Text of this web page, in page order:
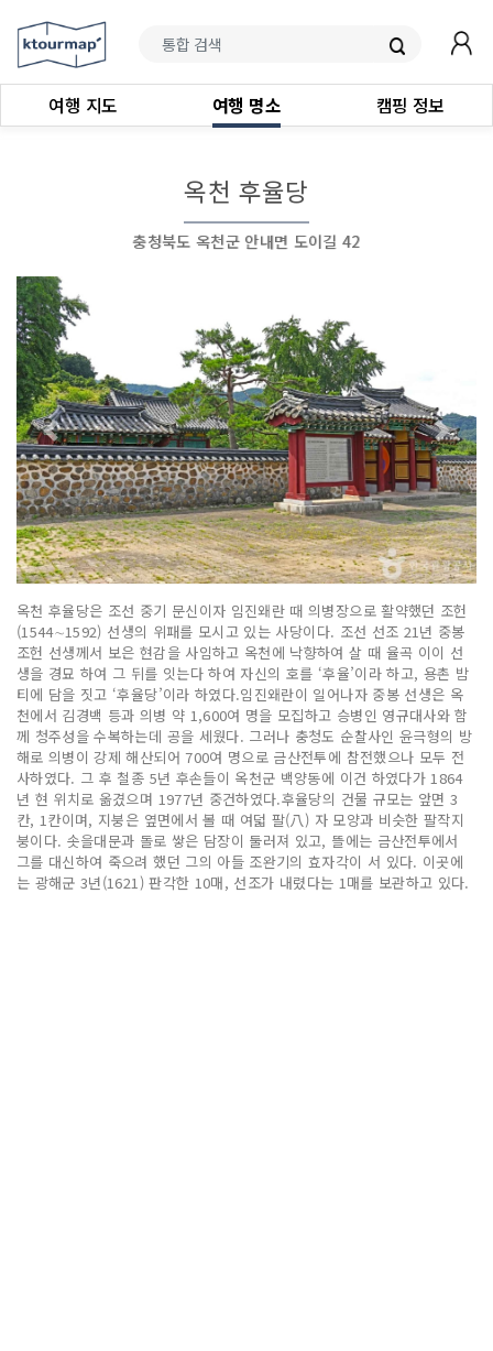
여행 지도 여행 명소 캠핑 정보
옥천 후율당
충청북도 옥천군 안내면 도이길 42
옥천 후율당은 조선 중기 문신이자 임진왜란 때 의병장으로 활약했던 조헌
(1544∼1592) 선생의 위패를 모시고 있는 사당이다. 조선 선조 21년 중봉
조헌 선생께서 보은 현감을 사임하고 옥천에 낙향하여 살 때 율곡 이이 선
생을 경묘 하여 그 뒤를 잇는다 하여 자신의 호를 ‘후율’이라 하고, 용촌 밤
티에 담을 짓고 ‘후율당’이라 하였다.임진왜란이 일어나자 중봉 선생은 옥
천에서 김경백 등과 의병 약 1,600여 명을 모집하고 승병인 영규대사와 함
께 청주성을 수복하는데 공을 세웠다. 그러나 충청도 순찰사인 윤극형의 방
해로 의병이 강제 해산되어 700여 명으로 금산전투에 참전했으나 모두 전
사하였다. 그 후 철종 5년 후손들이 옥천군 백양동에 이건 하였다가 1864
년 현 위치로 옮겼으며 1977년 중건하였다.후율당의 건물 규모는 앞면 3
칸, 1칸이며, 지붕은 옆면에서 볼 때 여덟 팔(八) 자 모양과 비슷한 팔작지
붕이다. 솟을대문과 돌로 쌓은 담장이 둘러져 있고, 뜰에는 금산전투에서
그를 대신하여 죽으려 했던 그의 아들 조완기의 효자각이 서 있다. 이곳에
는 광해군 3년(1621) 판각한 10매, 선조가 내렸다는 1매를 보관하고 있다.